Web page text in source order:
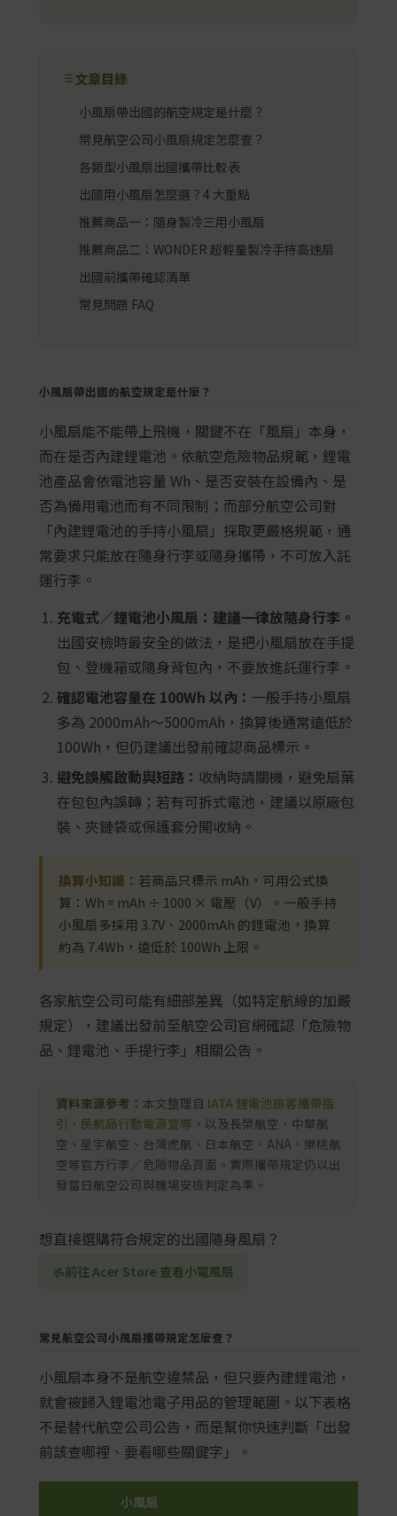
文章目錄
小風扇帶出國的航空規定是什麼？
常見航空公司小風扇規定怎麼查？
各類型小風扇出國攜帶比較表
出國用小風扇怎麼選？4 大重點
推薦商品一：隨身製冷三用小風扇
推薦商品二：WONDER 超輕量製冷手持高速扇
出國前攜帶確認清單
常見問題 FAQ
小風扇帶出國的航空規定是什麼？
小風扇能不能帶上飛機，關鍵不在「風扇」本身，
而在是否內建鋰電池。依航空危險物品規範，鋰電
池產品會依電池容量 Wh、是否安裝在設備內、是
否為備用電池而有不同限制；而部分航空公司對
「內建鋰電池的手持小風扇」採取更嚴格規範，通
常要求只能放在隨身行李或隨身攜帶，不可放入託
運行李。
充電式／鋰電池小風扇：建議一律放隨身行李。
出國安檢時最安全的做法，是把小風扇放在手提
包、登機箱或隨身背包內，不要放進託運行李。
確認電池容量在 100Wh 以內： 一般手持小風扇
多為 2000mAh～5000mAh，換算後通常遠低於
100Wh，但仍建議出發前確認商品標示。
避免誤觸啟動與短路： 收納時請關機，避免扇葉
在包包內誤轉；若有可拆式電池，建議以原廠包
裝、夾鏈袋或保護套分開收納。
換算小知識： 若商品只標示 mAh，可用公式換
算：Wh = mAh ÷ 1000 × 電壓（V）。一般手持
小風扇多採用 3.7V、2000mAh 的鋰電池，換算
約為 7.4Wh，遠低於 100Wh 上限。
各家航空公司可能有細部差異（如特定航線的加嚴
規定），建議出發前至航空公司官網確認「危險物
品、鋰電池、手提行李」相關公告。
資料來源參考： 本文整理自 IATA 鋰電池旅客攜帶指
引 、 民航局行動電源宣導 ，以及長榮航空、中華航
空、星宇航空、台灣虎航、日本航空、ANA、樂桃航
空等官方行李／危險物品頁面。實際攜帶規定仍以出
發當日航空公司與機場安檢判定為準。
想直接選購符合規定的出國隨身風扇？
前往 Acer Store 查看小電風扇
常見航空公司小風扇攜帶規定怎麼查？
小風扇本身不是航空違禁品，但只要內建鋰電池，
就會被歸入鋰電池電子用品的管理範圍。以下表格
不是替代航空公司公告，而是幫你快速判斷「出發
前該查哪裡、要看哪些關鍵字」。
小風扇